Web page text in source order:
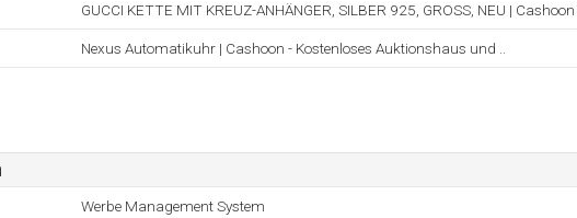
GUCCI KETTE MIT KREUZ-ANHÄNGER, SILBER 925, GROSS, NEU | Cashoon ..
Nexus Automatikuhr | Cashoon - Kostenloses Auktionshaus und ..
Werbe Management System